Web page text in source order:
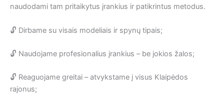
naudodami tam pritaikytus įrankius ir patikrintus metodus.
🔓 Dirbame su visais modeliais ir spynų tipais;
🔓 Naudojame profesionalius įrankius – be jokios žalos;
🔓 Reaguojame greitai – atvykstame į visus Klaipėdos
rajonus;